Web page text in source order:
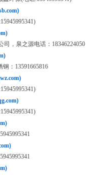
，泉之源电话：18346224050
：13591665816